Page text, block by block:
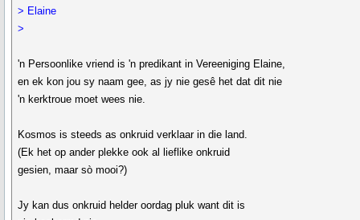
> Elaine
>
'n Persoonlike vriend is 'n predikant in Vereeniging Elaine,
en ek kon jou sy naam gee, as jy nie gesê het dat dit nie
'n kerktroue moet wees nie.
Kosmos is steeds as onkruid verklaar in die land.
(Ek het op ander plekke ook al lieflike onkruid
gesien, maar sò mooi?)
Jy kan dus onkruid helder oordag pluk want dit is